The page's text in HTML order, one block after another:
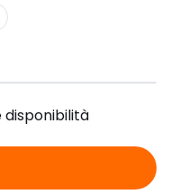
disponibilità